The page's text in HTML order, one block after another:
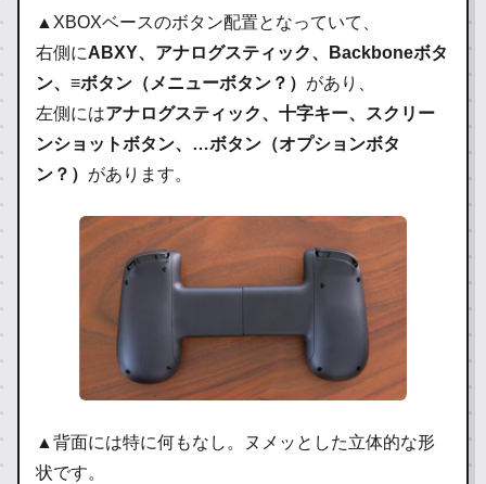
▲XBOXベースのボタン配置となっていて、
右側にABXY、アナログスティック、Backboneボタ
ン、≡ボタン（メニューボタン？） があり、
左側にはアナログスティック、十字キー、スクリー
ンショットボタン、…ボタン（オプションボタ
ン？） があります。
▲背面には特に何もなし。ヌメッとした立体的な形
状です。